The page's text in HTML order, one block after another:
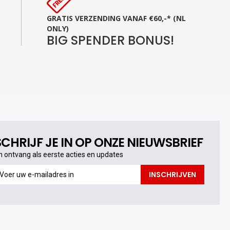
GRATIS VERZENDING VANAF €60,-* (NL
ONLY)
BIG SPENDER BONUS!
JE IN OP ONZE NIEUWSBRIEF
ontvang als eerste acties en updates
INSCHRIJVEN